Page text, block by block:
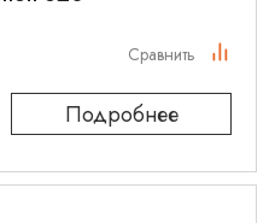
Подробнее
Сравнить